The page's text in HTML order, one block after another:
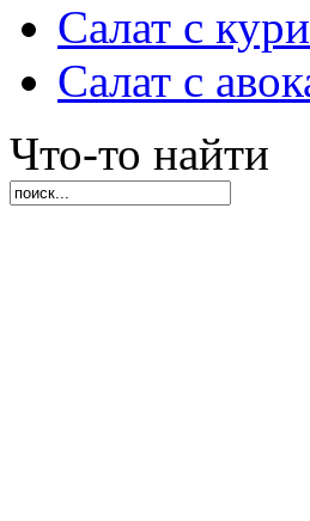
Салат с
Салат с
Что-то найти